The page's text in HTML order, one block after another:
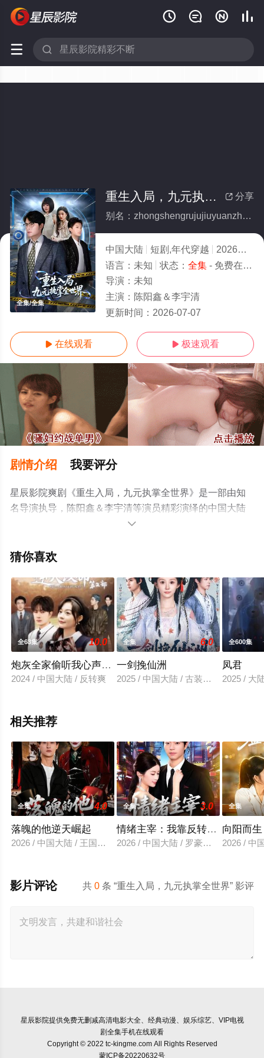
   
 
全集/全集
 分享
重生入局，九元执掌全世界(全集)
别名：zhongshengrujujiuyuanzhizhangquanshijie
中国大陆 短剧,年代穿越 2026
8.0
语言： 未知 状态： 全集- 免费在线观看
导演： 未知
主演： 陈阳鑫＆李宇清
更新时间： 2026-07-07
 在线观看  极速观看
剧情介绍 我要评分
星辰影院爽剧《重生入局，九元执掌全世界》是一部由知
名导演执导，陈阳鑫＆李宇清等演员精彩演绎的中国大陆
电视剧，大结局剧情已揭晓（全集），手机免费观看高清
可移步至豆瓣电视剧、电视猫或剧情网等平台了解。

猜你喜欢
全63集 10.0
炮灰全家偷听我心声后逆天改命第2部
2024 / 中国大陆 / 反转爽
全集 6.0
一剑挽仙洲
2025 / 中国大陆 / 古装仙侠
全600集
凤君
2025 / 大
相关推荐
全集 4.0
落魄的他逆天崛起
2026 / 中国大陆 / 王国豪杰＆诗语＆梁辰羽
全集 3.0
情绪主宰：我靠反转人生封神
2026 / 中国大陆 / 罗豪宇＆陈昕乔
全集
向阳而
2026 / 中
共0 条 “重生入局，九元执掌全世界” 影评
影片评论
星辰影院提供免费无删减高清电影大全、经典动漫、娱乐综艺、VIP电视
剧全集手机在线观看
Copyright © 2022 tc-kingme.com All Rights Reserved
蒙ICP备20220632号